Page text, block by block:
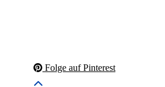
Folge auf Pinterest